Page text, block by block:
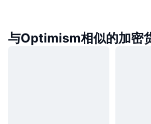
与Optimism相似的加密